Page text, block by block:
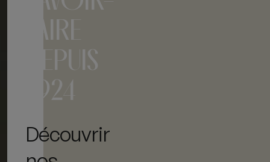
FAIRE
DEPUIS
1924
Découvrir